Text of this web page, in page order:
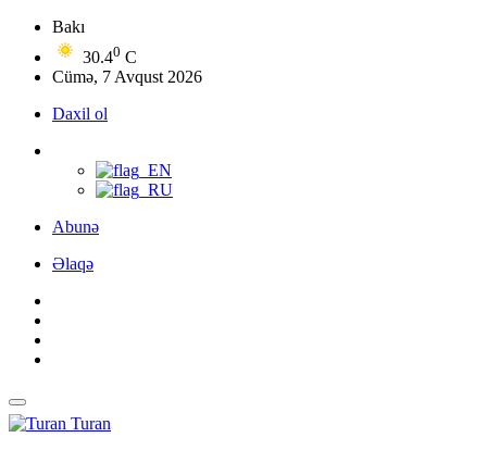
Bakı
30.40 C
Cümə, 7 Avqust 2026
Daxil ol
Abunə
Əlaqə
Turan